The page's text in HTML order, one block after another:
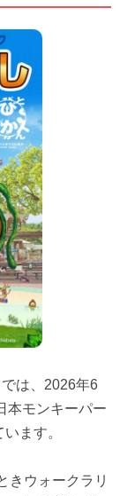
は、2026年6
本モンキーパー
ます。
きウォークラリ